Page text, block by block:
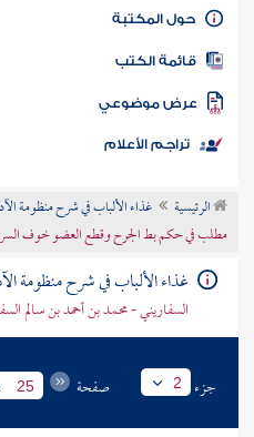
كتاب الأمة
المكتبة
الكتب
موضوعي
تراجم الأعلام
الرئيسية
غذاء الألباب في شرح منظومة
مطلب في حكم بط الجرح وقطع العضو خوف
غذاء الألباب في شرح منظومة
السفاريني - محمد بن أحمد بن سالم
جزء 2 صفحة 25